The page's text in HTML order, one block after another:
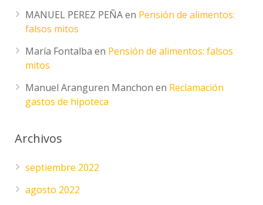
MANUEL PEREZ PEÑAen Pensión de alimentos:
falsos mitos
María Fontalba en Pensión de alimentos: falsos
mitos
Manuel Aranguren Manchon en Reclamación
gastos de hipoteca
Archivos
septiembre 2022
agosto 2022